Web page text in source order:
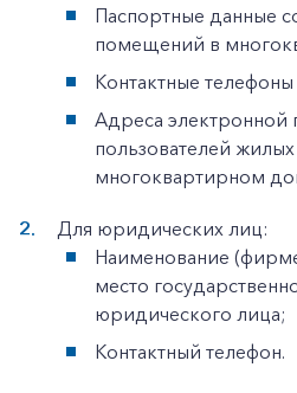
Паспортные данные
помещений в
Контактные
Адреса электронной
пользователей
многоквартирном
Для юридических лиц:
Наименование
место
юридического лица;
Контактный телефон.